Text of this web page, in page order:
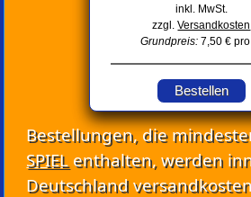
inkl. MwSt.
zzgl.Versandkosten
Grundpreis: 7,50 €
Bestellen
Bestellungen, die
SPIEL enthalten, werden
Deutschland